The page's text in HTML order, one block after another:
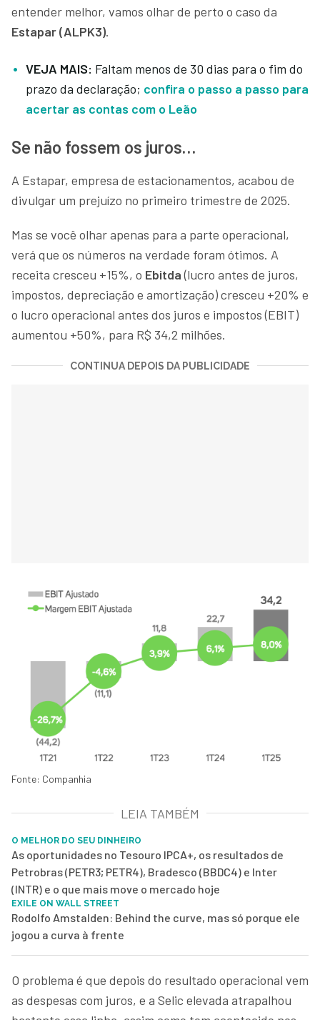
entender melhor, vamos olhar de perto o caso da
Estapar(ALPK3).
VEJA MAIS: Faltam menos de 30 dias para o fim do
prazo da declaração; confira o passo a passo para
acertar as contas com o Leão
Se não fossem os juros…
A Estapar, empresa de estacionamentos, acabou de
divulgar um prejuízo no primeiro trimestre de 2025.
Mas se você olhar apenas para a parte operacional,
verá que os números na verdade foram ótimos. A
receita cresceu +15%, o Ebitda(lucro antes de juros,
impostos, depreciação e amortização) cresceu +20% e
o lucro operacional antes dos juros e impostos (EBIT)
aumentou +50%, para R$ 34,2 milhões.
CONTINUA DEPOIS DA PUBLICIDADE
Fonte: Companhia
LEIA TAMBÉM
O MELHOR DO SEU DINHEIRO
As oportunidades no Tesouro IPCA+, os resultados de
Petrobras (PETR3; PETR4), Bradesco (BBDC4) e Inter
(INTR) e o que mais move o mercado hoje
EXILE ON WALL STREET
Rodolfo Amstalden: Behind the curve, mas só porque ele
jogou a curva à frente
O problema é que depois do resultado operacional vem
as despesas com juros, e a Selic elevada atrapalhou